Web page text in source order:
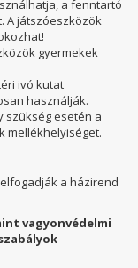
a fenntartó
A játszóeszközök
gyermekek
ivó kutat
használják.
szükség esetén a
mellékhelyiséget.
a házirend
vagyonvédelmi